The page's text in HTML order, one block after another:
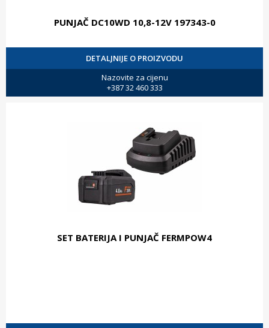
PUNJAČ DC10WD 10,8-12V 197343-0
DETALJNIJE O PROIZVODU
Nazovite za cijenu
+387 32 460 333
SET BATERIJA I PUNJAČ FERMPOW4